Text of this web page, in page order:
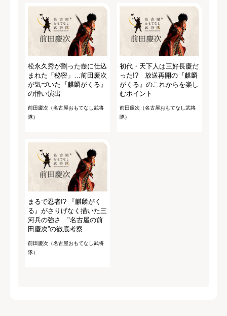
松永久秀が割った壺に仕込
まれた「秘密」…前田慶次
が気づいた『麒麟がくる』
の憎い演出
前田慶次（名古屋おもてなし武将
隊）
初代・天下人は三好長慶だ
った!? 放送再開の『麒麟
がくる』のこれからを楽し
むポイント
前田慶次（名古屋おもてなし武将
隊）
まるで忍者!? 『麒麟がく
る』がさりげなく描いた三
河兵の強さ "名古屋の前
田慶次”の徹底考察
前田慶次（名古屋おもてなし武将
隊）